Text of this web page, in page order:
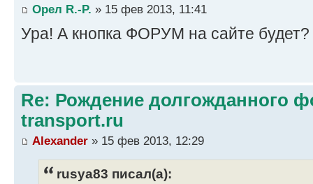
Орел R.-P. » 15 фев 2013, 11:41
Ура! А кнопка ФОРУМ на сайте будет?
Re: Рождение долгожданного
transport.ru
Alexander » 15 фев 2013, 12:29
rusya83 писал(а):